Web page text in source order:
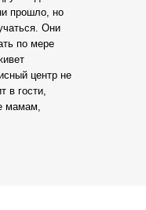
прошло, но
Они
по мере
центр не
в гости,
мамам,